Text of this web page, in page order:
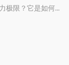
l
神经网络是什么？如何直观理解它的能力极限？它是如何无限逼近真理？